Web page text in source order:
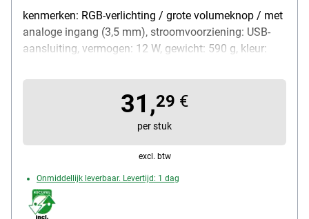
kenmerken: RGB-verlichting / grote volumeknop / met
analoge ingang (3,5 mm), stroomvoorziening: USB-
aansluiting, vermogen: 12 W, gewicht: 590 g, kleur:
leveringsomvang: soundbar
31,29 €
per stuk
excl. btw
Onmiddellijk leverbaar. Levertijd: 1 dag